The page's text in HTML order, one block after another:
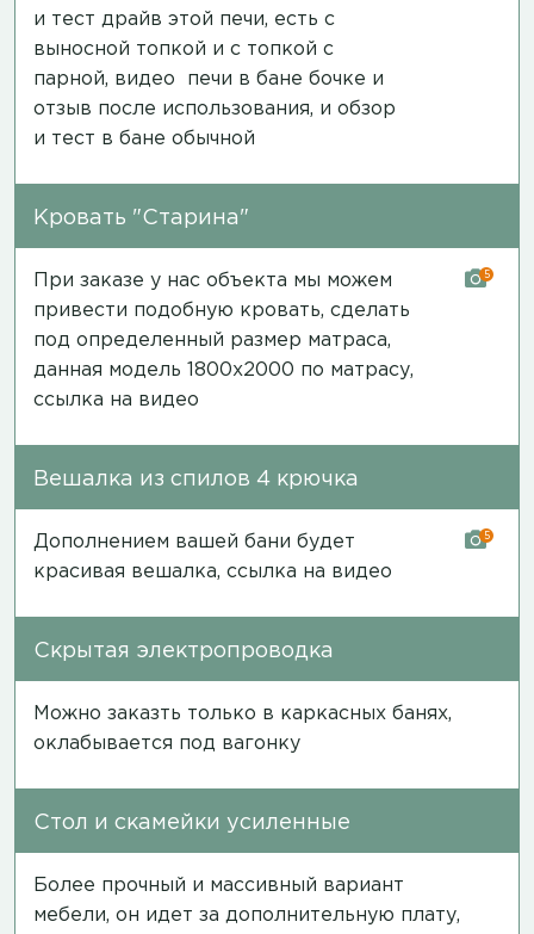
и тест драйв этой печи, есть с
выносной топкой и с топкой с
парной, видео печи в бане бочке и
отзыв после использования, и обзор
и тест в бане обычной
Кровать "Старина"
При заказе у нас объекта мы можем
привести подобную кровать, сделать
под определенный размер матраса,
данная модель 1800х2000 по матрасу,
ссылка на видео
5
Вешалка из спилов 4 крючка
Дополнением вашей бани будет
красивая вешалка, ссылка на видео
5
Скрытая электропроводка
Можно заказть только в каркасных банях,
оклабывается под вагонку
Стол и скамейки усиленные
Более прочный и массивный вариант
мебели, он идет за дополнительную плату,